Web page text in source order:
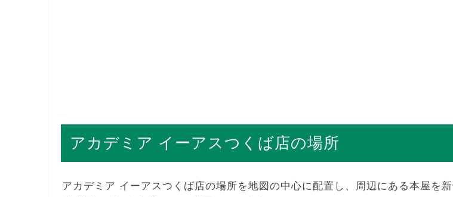
アカデミア イーアスつくば店の場所
アカデミア イーアスつくば店の場所を地図の中心に配置し、周辺にある本屋を新